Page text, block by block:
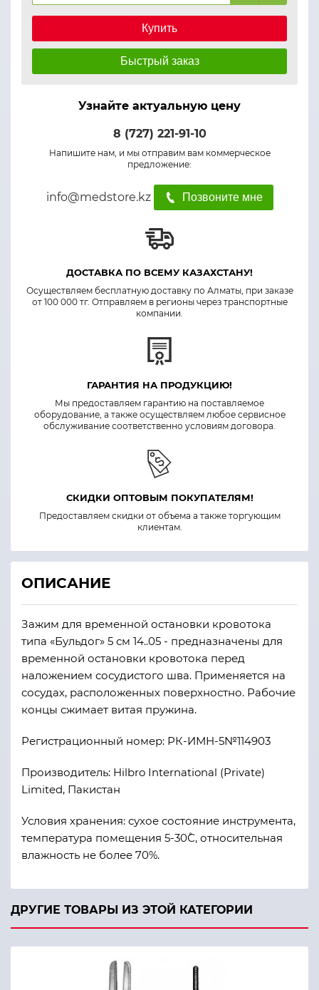
Купить
Быстрый заказ
Узнайте актуальную цену
8 (727) 221-91-10
Напишите нам, и мы отправим вам коммерческое
предложение:
info@medstore.kz Позвоните мне
ДОСТАВКА ПО ВСЕМУ КАЗАХСТАНУ!
Осуществляем бесплатную доставку по Алматы, при заказе
от 100 000 тг. Отправляем в регионы через транспортные
компании.
ГАРАНТИЯ НА ПРОДУКЦИЮ!
Мы предоставляем гарантию на поставляемое
оборудование, а также осуществляем любое сервисное
обслуживание соответственно условиям договора.
СКИДКИ ОПТОВЫМ ПОКУПАТЕЛЯМ!
Предоставляем скидки от объема а также торгующим
клиентам.
ОПИСАНИЕ
Зажим для временной остановки кровотока
типа «Бульдог» 5 см 14..05 - предназначены для
временной остановки кровотока перед
наложением сосудистого шва. Применяется на
сосудах, расположенных поверхностно. Рабочие
концы сжимает витая пружина.
Регистрационный номер: РК-ИМН-5№114903
Производитель: Hilbro International (Private)
Limited, Пакистан
Условия хранения: сухое состояние инструмента,
температура помещения 5-30˚С, относительная
влажность не более 70%.
ДРУГИЕ ТОВАРЫ ИЗ ЭТОЙ КАТЕГОРИИ